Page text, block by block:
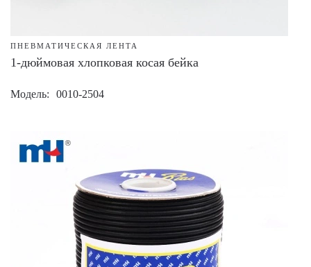
ПНЕВМАТИЧЕСКАЯ ЛЕНТА
1-дюймовая хлопковая косая бейка
Модель 0010-2504